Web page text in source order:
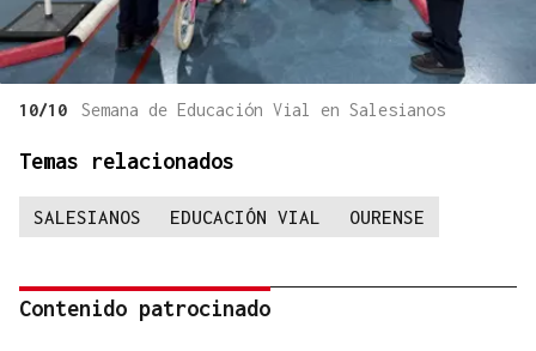
10/10 Semana de Educación Vial en Salesianos
Temas relacionados
SALESIANOS EDUCACIÓN VIAL OURENSE
Contenido patrocinado